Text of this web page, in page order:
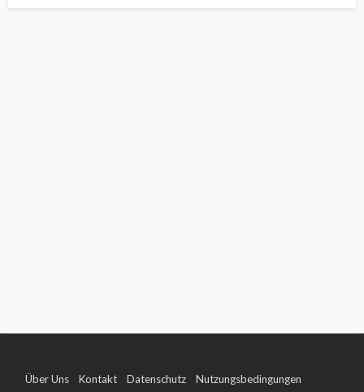
Über Uns Kontakt Datenschutz Nutzungsbedingungen